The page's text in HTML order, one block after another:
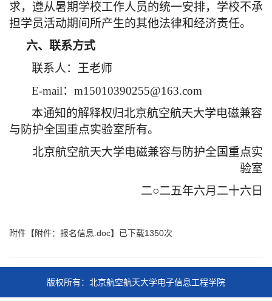
求，遵从暑期学校工作人员的统一安排，学校不承
担学员活动期间所产生的其他法律和经济责任。
六、联系方式
联系人：王老师
E-mail： m15010390255@163.com
本通知的解释权归北京航空航天大学电磁兼容
与防护全国重点实验室所有。
北京航空航天大学电磁兼容与防护全国重点实
验室
二○二五年六月二十六日
附件【附件：报名信息.doc】已下载1350次
版权所有：北京航空航天大学电子信息工程学院